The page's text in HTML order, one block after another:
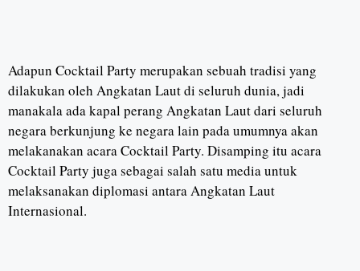
Adapun Cocktail Party merupakan sebuah tradisi yang
dilakukan oleh Angkatan Laut di seluruh dunia, jadi
manakala ada kapal perang Angkatan Laut dari seluruh
negara berkunjung ke negara lain pada umumnya akan
melakanakan acara Cocktail Party. Disamping itu acara
Cocktail Party juga sebagai salah satu media untuk
melaksanakan diplomasi antara Angkatan Laut
Internasional.